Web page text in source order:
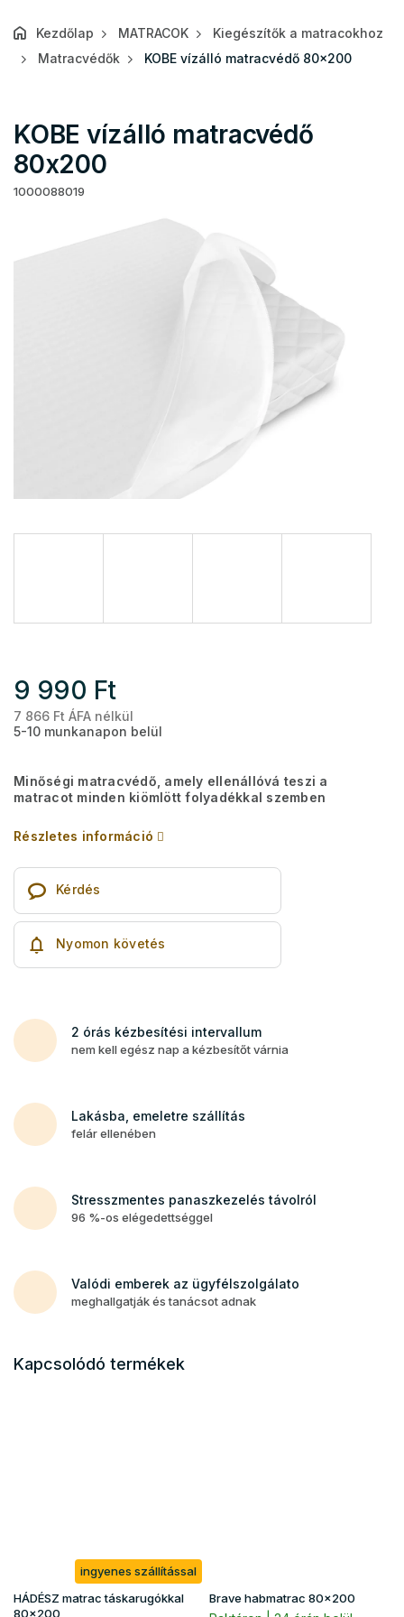
Kezdőlap MATRACOK
Kiegészítők a matracokhoz
Matracvédők
KOBE vízálló matracvédő 80x200
KOBE vízálló matracvédő
80x200
1000088019
9 990 Ft
7 866 Ft ÁFA nélkül
5-10 munkanapon belül
Minőségi matracvédő, amely ellenállóvá teszi a
matracot minden kiömlött folyadékkal szemben
Részletes információ
Kérdés
Nyomon követés
2 órás kézbesítési intervallum
nem kell egész nap a kézbesítőt várnia
Lakásba, emeletre szállítás
felár ellenében
Stresszmentes panaszkezelés távolról
96 %-os elégedettséggel
Valódi emberek az ügyfélszolgálato
meghallgatják és tanácsot adnak
Kapcsolódó termékek
ingyenes szállítással
HÁDÉSZ matrac táskarugókkal
80x200
Brave habmatrac 80x200